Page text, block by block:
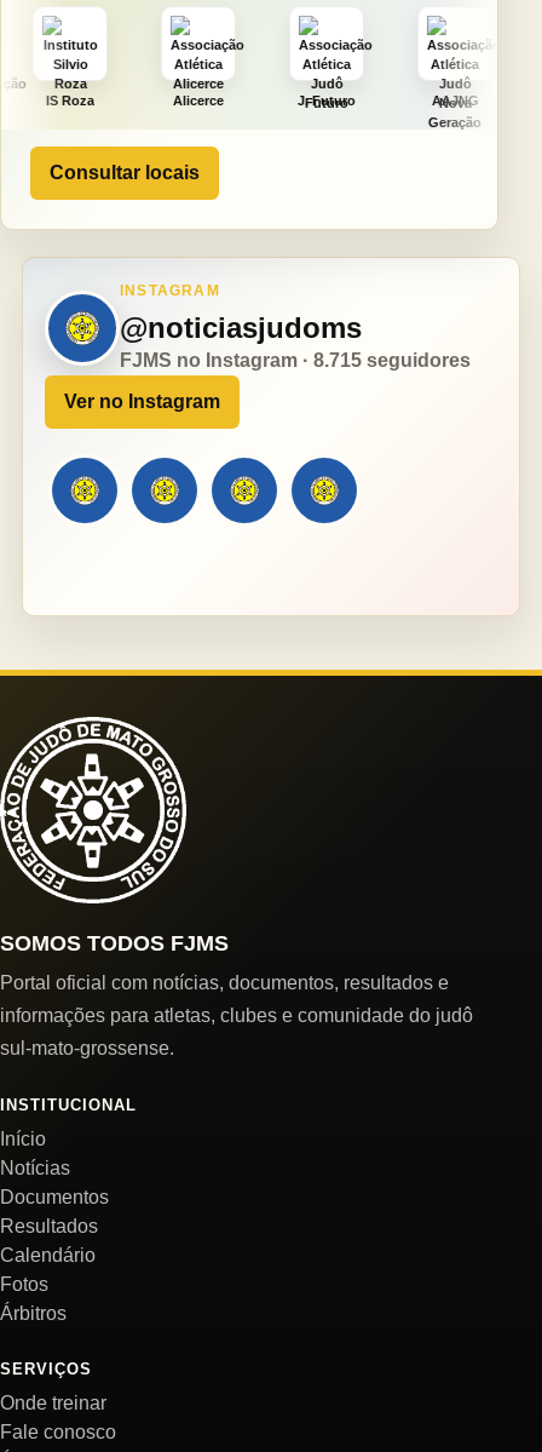
Alicerce J. Futuro AAJNG TSURU
Consultar locais
INSTAGRAM
@noticiasjudoms
FJMS no Instagram · 8.715 seguidores
Ver no Instagram
SOMOS TODOS FJMS
Portal oficial com notícias, documentos, resultados e
informações para atletas, clubes e comunidade do judô
sul-mato-grossense.
INSTITUCIONAL
Início
Notícias
Documentos
Resultados
Calendário
Fotos
Árbitros
SERVIÇOS
Onde treinar
Fale conosco